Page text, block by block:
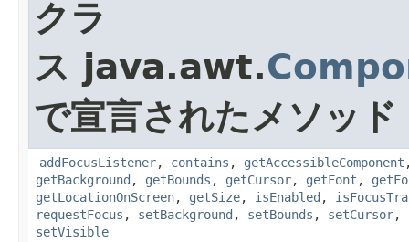
クラ
ス java.awt.
で宣言されたメソッド
addFocusListener, contains , getAccessibleComponent
getBackground , getBounds , getCursor, getFont ,
getLocationOnScreen, getSize, isEnabled ,
requestFocus , setBackground , setBounds , setCursor,
setVisible